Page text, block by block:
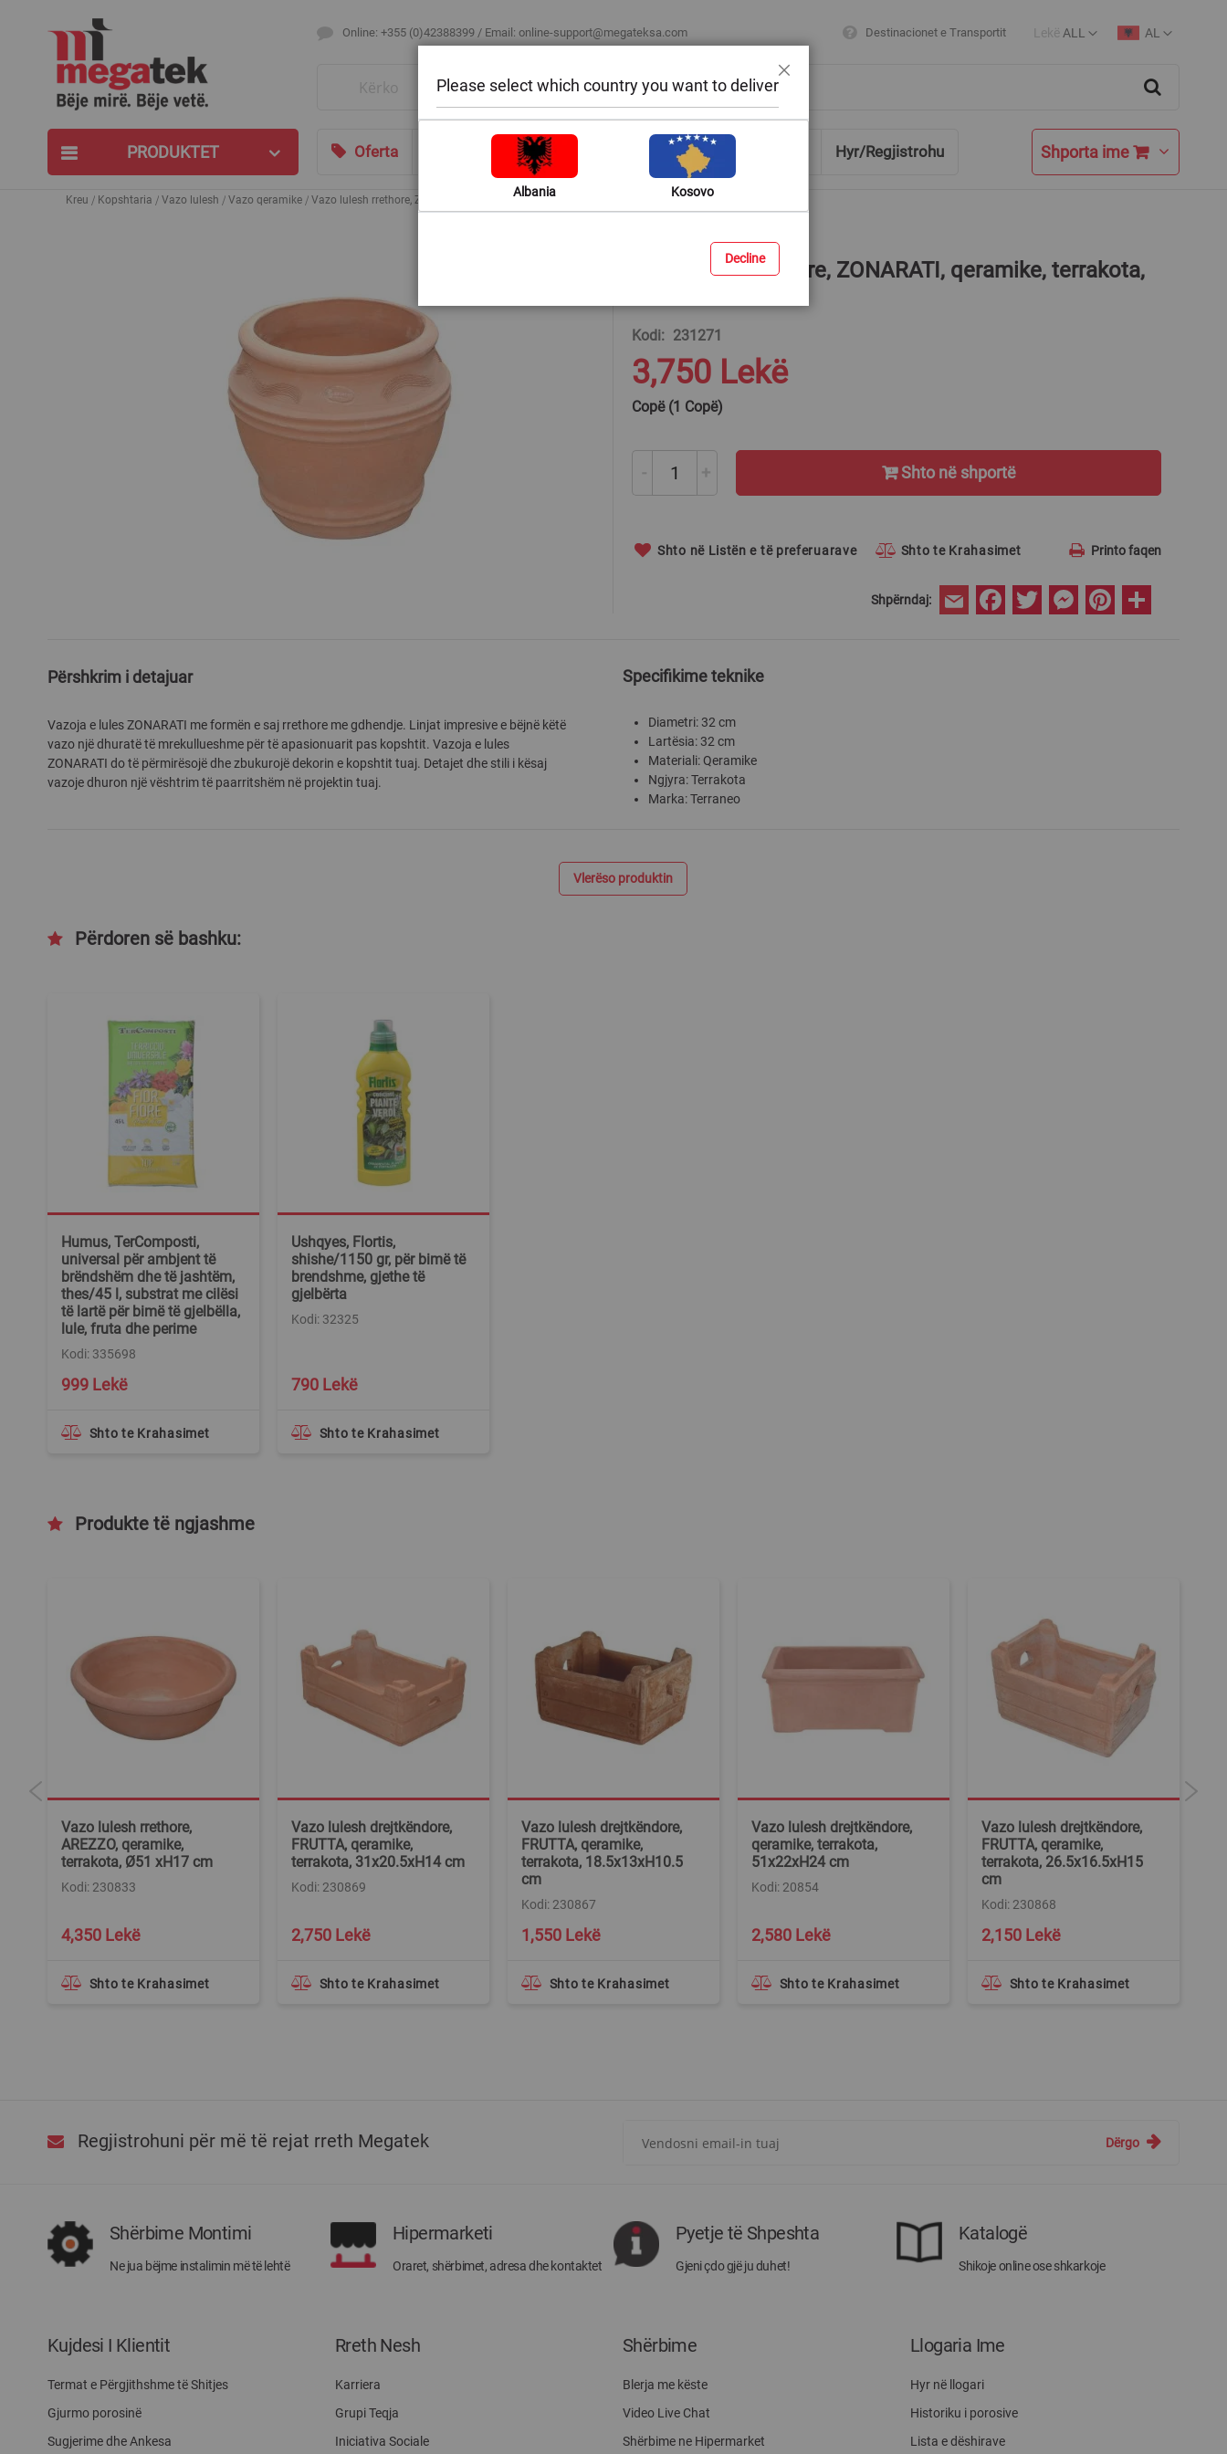
Online: +355 (0)42388399 / Email: online-support@megateksa.com Destinacionet e Transportit
Currency
Lekë ALL
Language
AL
PRODUKTET Oferta Bli sipas ambientit Ndihmë & Këshilla Hyr/Regjistrohu Shporta ime
Kreu Kopshtaria Vazo lulesh Vazo qeramike Vazo lulesh rrethore, ZONARATI, qeramike, terrakota, Ø32 xH32 cm
of
images
gallery
Vazo lulesh rrethore, ZONARATI, qeramike, terrakota,
Kodi 231271
3,750 Lekë
Copë (1 Copë)
- + Shto në shportë
Shto në Listën e të preferuarave Shto te Krahasimet Printo faqen
Shpërndaj: Email FacebookTwitter MessengerPinterest
Përshkrim i detajuar
Vazoja e lules ZONARATI me formën e saj rrethore me gdhendje. Linjat impresive e bëjnë këtë
vazo një dhuratë të mrekullueshme për të apasionuarit pas kopshtit. Vazoja e lules
ZONARATI do të përmirësojë dhe zbukurojë dekorin e kopshtit tuaj. Detajet dhe stili i kësaj
vazoje dhuron një vështrim të paarritshëm në projektin tuaj.
Specifikime teknike
Diametri: 32 cm
Lartësia: 32 cm
Materiali: Qeramike
Ngjyra: Terrakota
Marka: Terraneo
Vlerëso produktin
Përdoren së bashku:
Humus, TerComposti,
universal për ambjent të
brëndshëm dhe të jashtëm,
thes/45 l, substrat me cilësi
të lartë për bimë të gjelbëlla,
lule, fruta dhe perime
999 Lekë
Kodi: 335698
Shto te Krahasimet
Ushqyes, Flortis,
shishe/1150 gr, për bimë të
brendshme, gjethe të
gjelbërta
790 Lekë
Kodi: 32325
Shto te Krahasimet
Produkte të ngjashme
Vazo lulesh rrethore,
AREZZO, qeramike,
terrakota, Ø51 xH17 cm
4,350 Lekë
Kodi: 230833
Shto te Krahasimet
Vazo lulesh drejtkëndore,
FRUTTA, qeramike,
terrakota, 31x20.5xH14 cm
2,750 Lekë
Kodi: 230869
Shto te Krahasimet
Vazo lulesh drejtkëndore,
FRUTTA, qeramike,
terrakota, 18.5x13xH10.5
cm
1,550 Lekë
Kodi: 230867
Shto te Krahasimet
Vazo lulesh drejtkëndore,
qeramike, terrakota,
51x22xH24 cm
2,580 Lekë
Kodi: 20854
Shto te Krahasimet
Vazo lulesh drejtkëndore,
FRUTTA, qeramike,
terrakota, 26.5x16.5xH15
cm
2,150 Lekë
Kodi: 230868
Shto te Krahasimet
Regjistrohuni për më të rejat rreth Megatek
rreth
Megatek:
Dërgo
Shërbime Montimi
Ne jua bëjme instalimin më të lehtë
Hipermarketi
Oraret, shërbimet, adresa dhe kontaktet
Pyetje të Shpeshta
Gjeni çdo gjë ju duhet!
Katalogë
Shikoje online ose shkarkoje
Kujdesi I Klientit
Termat e Përgjithshme të Shitjes
Gjurmo porosinë
Sugjerime dhe Ankesa
Rreth Nesh
Karriera
Grupi Teqja
Iniciativa Sociale
Shërbime
Blerja me këste
Video Live Chat
Shërbime ne Hipermarket
Llogaria Ime
Hyr në llogari
Historiku i porosive
Lista e dëshirave
Please select which country you want to deliver
Albania Kosovo
Decline